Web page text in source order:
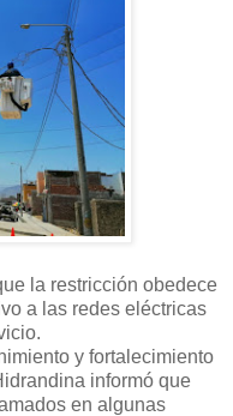
la restricción obedece
a las redes eléctricas
y fortalecimiento
informó que
en algunas